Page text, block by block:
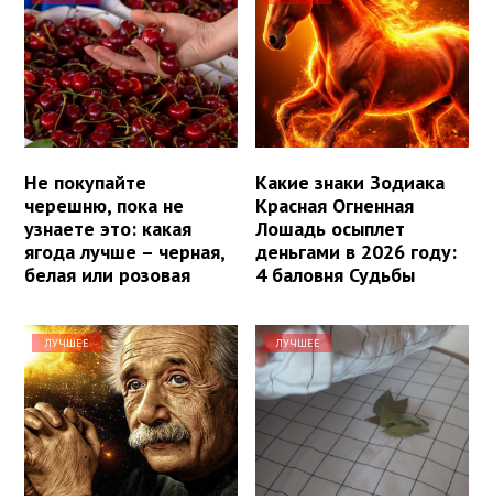
Не покупайте
черешню, пока не
узнаете это: какая
ягода лучше – черная,
белая или розовая
Какие знаки Зодиака
Красная Огненная
Лошадь осыплет
деньгами в 2026 году:
4 баловня Судьбы
ЛУЧШЕЕ ЛУЧШЕЕ